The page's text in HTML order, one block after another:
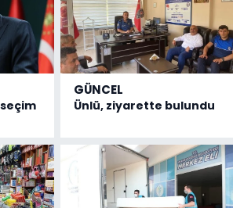
GÜNCEL
Ünlü, ziyarette bulundu